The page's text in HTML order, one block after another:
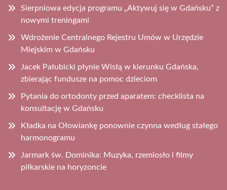
Sierpniowa edycja programu „Aktywuj się w Gdańsku” z
nowymi treningami
Wdrożenie Centralnego Rejestru Umów w Urzędzie
Miejskim w Gdańsku
Jacek Pałubicki płynie Wisłą w kierunku Gdańska,
zbierając fundusze na pomoc dzieciom
Pytania do ortodonty przed aparatem: checklista na
konsultację w Gdańsku
Kładka na Ołowiankę ponownie czynna według stałego
harmonogramu
Jarmark św. Dominika: Muzyka, rzemiosło i filmy
piłkarskie na horyzoncie